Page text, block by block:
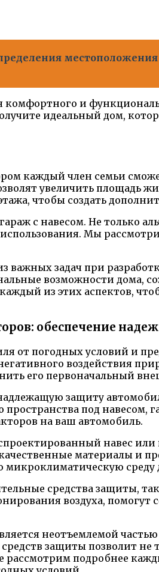
комфортного и
идеальный дом,
каждый член семьи
увеличить площадь
чтобы создать
с навесом. Не только
Мы
задач при
возможности дома,
из этих аспектов,
обеспечение
от погодных условий и
воздействия
его первоначальный
защиту
пространства под
на ваш автомобиль.
навес
материалы и
среду
средства защиты,
воздуха, помогут
неотъемлемой
защиты позволит
рассмотрим подробнее